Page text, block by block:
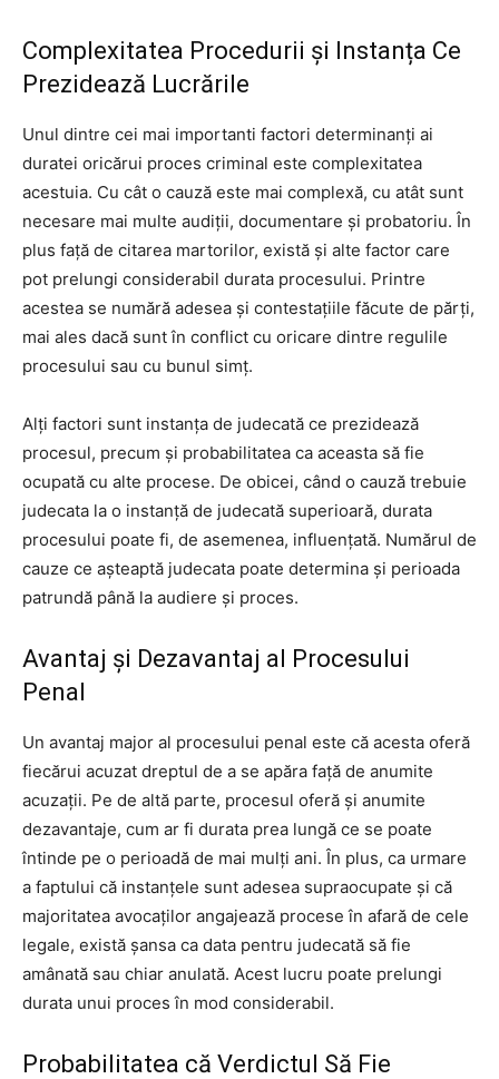
Complexitatea Procedurii și Instanța Ce
Prezidează Lucrările
Unul dintre cei mai importanti factori determinanți ai
duratei oricărui proces criminal este complexitatea
acestuia. Cu cât o cauză este mai complexă, cu atât sunt
necesare mai multe audiții, documentare și probatoriu. În
plus față de citarea martorilor, există și alte factor care
pot prelungi considerabil durata procesului. Printre
acestea se numără adesea și contestațiile făcute de părți,
mai ales dacă sunt în conflict cu oricare dintre regulile
procesului sau cu bunul simț.
Alți factori sunt instanța de judecată ce prezidează
procesul, precum și probabilitatea ca aceasta să fie
ocupată cu alte procese. De obicei, când o cauză trebuie
judecata la o instanță de judecată superioară, durata
procesului poate fi, de asemenea, influențată. Numărul de
cauze ce așteaptă judecata poate determina și perioada
patrundă până la audiere și proces.
Avantaj și Dezavantaj al Procesului
Penal
Un avantaj major al procesului penal este că acesta oferă
fiecărui acuzat dreptul de a se apăra față de anumite
acuzații. Pe de altă parte, procesul oferă și anumite
dezavantaje, cum ar fi durata prea lungă ce se poate
întinde pe o perioadă de mai mulți ani. În plus, ca urmare
a faptului că instanțele sunt adesea supraocupate și că
majoritatea avocaților angajează procese în afară de cele
legale, există șansa ca data pentru judecată să fie
amânată sau chiar anulată. Acest lucru poate prelungi
durata unui proces în mod considerabil.
Probabilitatea că Verdictul Să Fie